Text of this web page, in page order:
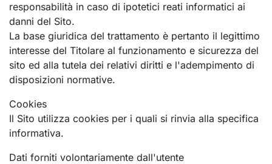
responsabilità in caso di ipotetici reati informatici ai
danni del Sito.
La base giuridica del trattamento è pertanto il legittimo
interesse del Titolare al funzionamento e sicurezza del
sito ed alla tutela dei relativi diritti e l'adempimento di
disposizioni normative.
Cookies
Il Sito utilizza cookies per i quali si rinvia alla specifica
informativa.
Dati forniti volontariamente dall'utente